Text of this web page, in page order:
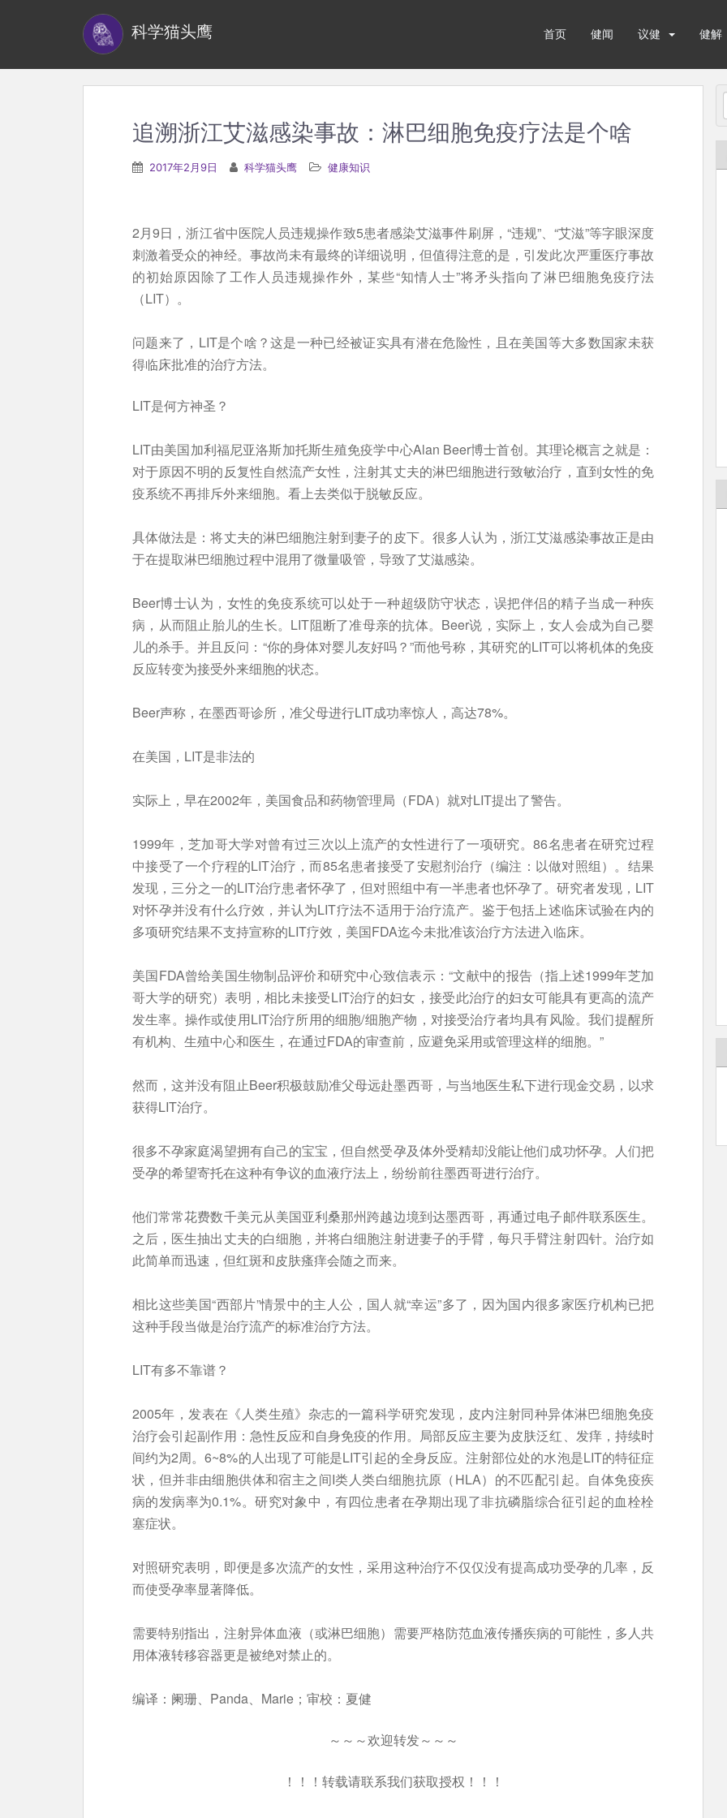
科学猫头鹰 首页 健闻 议健 健解
追溯浙江艾滋感染事故：淋巴细胞免疫疗法是个啥
2017年2月9日 科学猫头鹰 健康知识
2月9日，浙江省中医院人员违规操作致5患者感染艾滋事件刷屏，“违规”、“艾滋”等字眼深度
刺激着受众的神经。事故尚未有最终的详细说明，但值得注意的是，引发此次严重医疗事故
的初始原因除了工作人员违规操作外，某些“知情人士”将矛头指向了淋巴细胞免疫疗法
（LIT）。
问题来了，LIT是个啥？这是一种已经被证实具有潜在危险性，且在美国等大多数国家未获
得临床批准的治疗方法。
LIT是何方神圣？
LIT由美国加利福尼亚洛斯加托斯生殖免疫学中心Alan Beer博士首创。其理论概言之就是：
对于原因不明的反复性自然流产女性，注射其丈夫的淋巴细胞进行致敏治疗，直到女性的免
疫系统不再排斥外来细胞。看上去类似于脱敏反应。
具体做法是：将丈夫的淋巴细胞注射到妻子的皮下。很多人认为，浙江艾滋感染事故正是由
于在提取淋巴细胞过程中混用了微量吸管，导致了艾滋感染。
Beer博士认为，女性的免疫系统可以处于一种超级防守状态，误把伴侣的精子当成一种疾
病，从而阻止胎儿的生长。LIT阻断了准母亲的抗体。Beer说，实际上，女人会成为自己婴
儿的杀手。并且反问：“你的身体对婴儿友好吗？”而他号称，其研究的LIT可以将机体的免疫
反应转变为接受外来细胞的状态。
Beer声称，在墨西哥诊所，准父母进行LIT成功率惊人，高达78%。
在美国，LIT是非法的
实际上，早在2002年，美国食品和药物管理局（FDA）就对LIT提出了警告。
1999年，芝加哥大学对曾有过三次以上流产的女性进行了一项研究。86名患者在研究过程
中接受了一个疗程的LIT治疗，而85名患者接受了安慰剂治疗（编注：以做对照组）。结果
发现，三分之一的LIT治疗患者怀孕了，但对照组中有一半患者也怀孕了。研究者发现，LIT
对怀孕并没有什么疗效，并认为LIT疗法不适用于治疗流产。鉴于包括上述临床试验在内的
多项研究结果不支持宣称的LIT疗效，美国FDA迄今未批准该治疗方法进入临床。
美国FDA曾给美国生物制品评价和研究中心致信表示：“文献中的报告（指上述1999年芝加
哥大学的研究）表明，相比未接受LIT治疗的妇女，接受此治疗的妇女可能具有更高的流产
发生率。操作或使用LIT治疗所用的细胞/细胞产物，对接受治疗者均具有风险。我们提醒所
有机构、生殖中心和医生，在通过FDA的审查前，应避免采用或管理这样的细胞。”
然而，这并没有阻止Beer积极鼓励准父母远赴墨西哥，与当地医生私下进行现金交易，以求
获得LIT治疗。
很多不孕家庭渴望拥有自己的宝宝，但自然受孕及体外受精却没能让他们成功怀孕。人们把
受孕的希望寄托在这种有争议的血液疗法上，纷纷前往墨西哥进行治疗。
他们常常花费数千美元从美国亚利桑那州跨越边境到达墨西哥，再通过电子邮件联系医生。
之后，医生抽出丈夫的白细胞，并将白细胞注射进妻子的手臂，每只手臂注射四针。治疗如
此简单而迅速，但红斑和皮肤瘙痒会随之而来。
相比这些美国“西部片”情景中的主人公，国人就“幸运”多了，因为国内很多家医疗机构已把
这种手段当做是治疗流产的标准治疗方法。
LIT有多不靠谱？
2005年，发表在《人类生殖》杂志的一篇科学研究发现，皮内注射同种异体淋巴细胞免疫
治疗会引起副作用：急性反应和自身免疫的作用。局部反应主要为皮肤泛红、发痒，持续时
间约为2周。6~8%的人出现了可能是LIT引起的全身反应。注射部位处的水泡是LIT的特征症
状，但并非由细胞供体和宿主之间I类人类白细胞抗原（HLA）的不匹配引起。自体免疫疾
病的发病率为0.1%。研究对象中，有四位患者在孕期出现了非抗磷脂综合征引起的血栓栓
塞症状。
对照研究表明，即便是多次流产的女性，采用这种治疗不仅仅没有提高成功受孕的几率，反
而使受孕率显著降低。
需要特别指出，注射异体血液（或淋巴细胞）需要严格防范血液传播疾病的可能性，多人共
用体液转移容器更是被绝对禁止的。
编译：阑珊、Panda、Marie；审校：夏健
～～～欢迎转发～～～
！！！转载请联系我们获取授权！！！